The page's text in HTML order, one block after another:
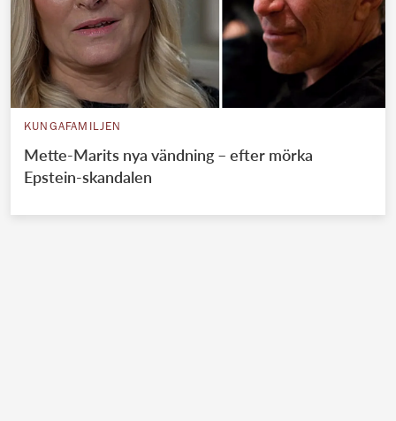
KUNGAFAMILJEN
Mette-Marits nya vändning – efter mörka
Epstein-skandalen